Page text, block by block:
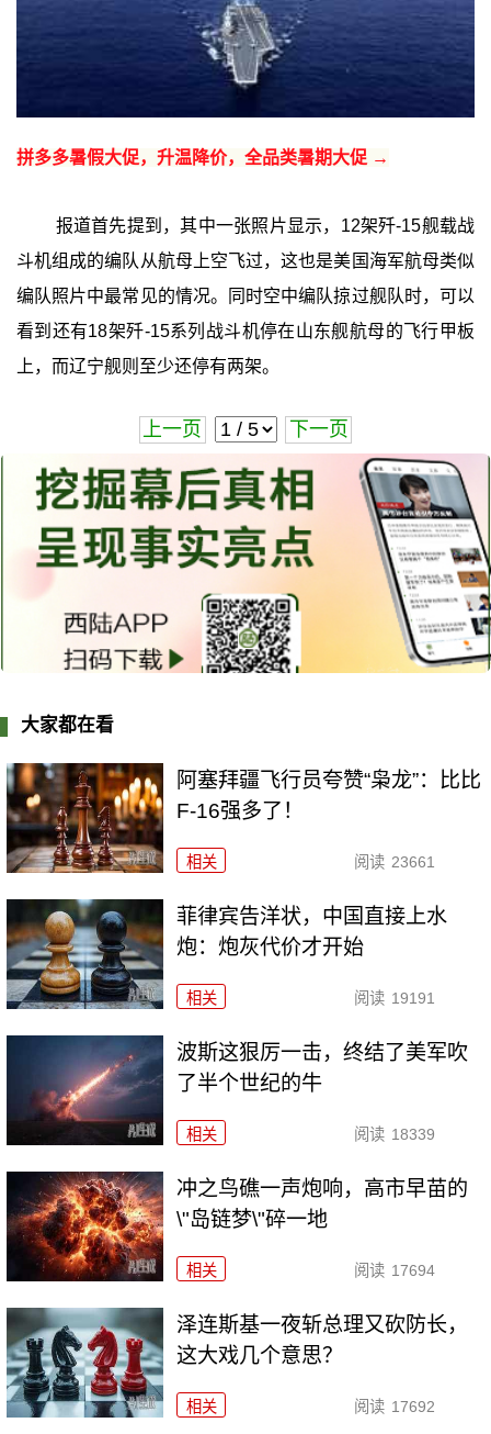
拼多多暑假大促，升温降价，全品类暑期大促 →
报道首先提到，其中一张照片显示，12架歼-15舰载战
斗机组成的编队从航母上空飞过，这也是美国海军航母类似
编队照片中最常见的情况。同时空中编队掠过舰队时，可以
看到还有18架歼-15系列战斗机停在山东舰航母的飞行甲板
上，而辽宁舰则至少还停有两架。
上一页 下一页
大家都在看
阿塞拜疆飞行员夸赞“枭龙”：比比
F-16强多了！
相关 阅读 23661
菲律宾告洋状，中国直接上水
炮：炮灰代价才开始
相关 阅读 19191
波斯这狠厉一击，终结了美军吹
了半个世纪的牛
相关 阅读 18339
冲之鸟礁一声炮响，高市早苗的
\"岛链梦\"碎一地
相关 阅读 17694
泽连斯基一夜斩总理又砍防长，
这大戏几个意思？
相关 阅读 17692